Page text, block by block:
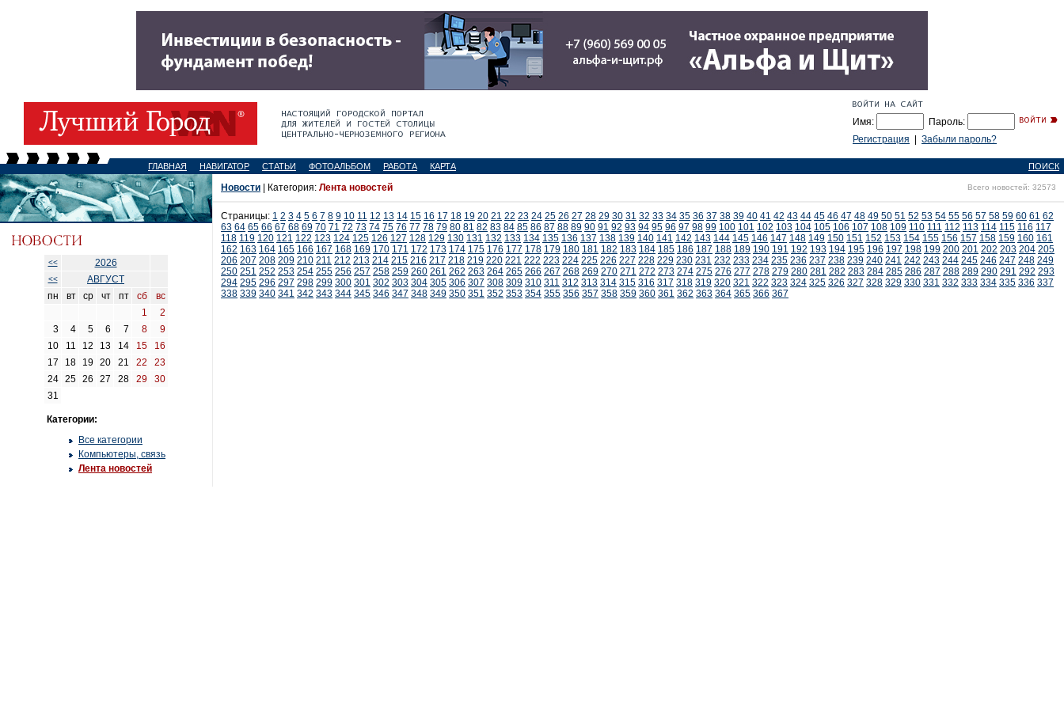
Имя:
Пароль:
Регистрация
Забыли пароль?
ГЛАВНАЯ НАВИГАТОР СТАТЬИ ФОТОАЛЬБОМ РАБОТА КАРТА ПОИСК
<< 2026
<<
АВГУСТ
пн
вт ср чт пт сб
вс
1
2
3
4 5 6 7 8
9
10
11 12 13 14 15
16
17
18 19 20 21 22
23
24 25 26 27 28 29
30
31
Категории:
Все категории
Компьютеры, связь
Лента новостей
Новости | Категория: Лента новостей Всего новостей: 32573
Страницы: 1 2 3 4 5 6 7 8 9 10 11 12 13 14 15 16 17 18 19 20 21 22 23 24 25 26 27 28 29 30 31 32 33 34 35 36 37 38 39 40 41 42 43 44 45 46 47 48 49 50 51 52 53 54 55 56 57 58 59 60 61 62
63 64 65 66 67 68 69 70 71 72 73 74 75 76 77 78 79 80 81 82 83 84 85 86 87 88 89 90 91 92 93 94 95 96 97 98 99 100 101 102 103 104 105 106 107 108 109 110 111 112 113 114 115 116 117
118 119 120 121 122 123 124 125 126 127 128 129 130 131 132 133 134 135 136 137 138 139 140 141 142 143 144 145 146 147 148 149 150 151 152 153 154 155 156 157 158 159 160 161
162 163 164 165 166 167 168 169 170 171 172 173 174 175 176 177 178 179 180 181 182 183 184 185 186 187 188 189 190 191 192 193 194 195 196 197 198 199 200 201 202 203 204 205
206 207 208 209 210 211 212 213 214 215 216 217 218 219 220 221 222 223 224 225 226 227 228 229 230 231 232 233 234 235 236 237 238 239 240 241 242 243 244 245 246 247 248 249
250 251 252 253 254 255 256 257 258 259 260 261 262 263 264 265 266 267 268 269 270 271 272 273 274 275 276 277 278 279 280 281 282 283 284 285 286 287 288 289 290 291 292 293
294 295 296 297 298 299 300 301 302 303 304 305 306 307 308 309 310 311 312 313 314 315 316 317 318 319 320 321 322 323 324 325 326 327 328 329 330 331 332 333 334 335 336 337
338 339 340 341 342 343 344 345 346 347 348 349 350 351 352 353 354 355 356 357 358 359 360 361 362 363 364 365 366 367